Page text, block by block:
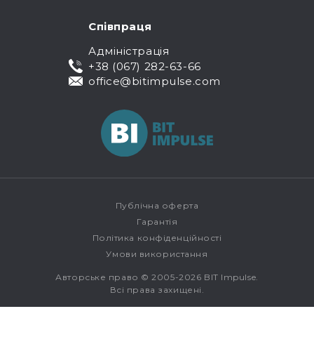
Співпраця
Адміністрація
+38 (067) 282-63-66
office@bitimpulse.com
Публічна оферта
Гарантія
Політика конфіденційності
Умови використання
Авторське право © 2005-2026 BIT Impulse.
Всі права захищені.